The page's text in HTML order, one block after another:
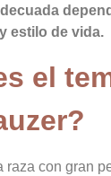
estilo de vida.
el
raza con gran